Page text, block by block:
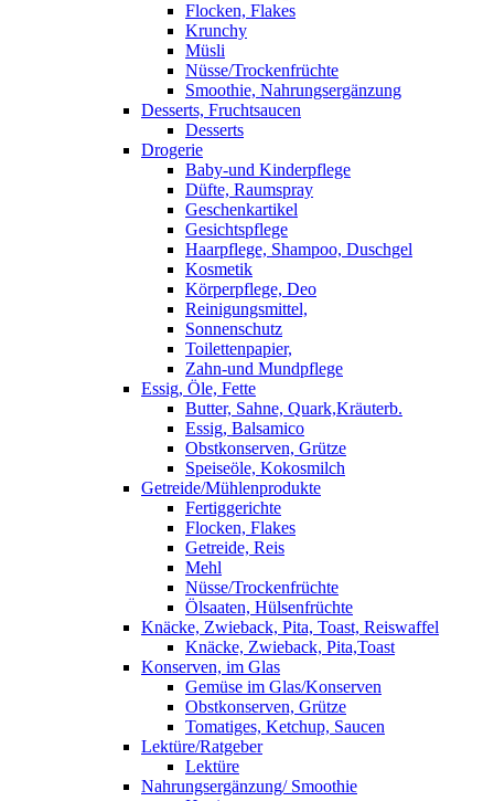
Flocken, Flakes
Krunchy
Müsli
Nüsse/Trockenfrüchte
Smoothie, Nahrungsergänzung
Desserts, Fruchtsaucen
Desserts
Drogerie
Baby-und Kinderpflege
Düfte, Raumspray
Geschenkartikel
Gesichtspflege
Haarpflege, Shampoo, Duschgel
Kosmetik
Körperpflege, Deo
Reinigungsmittel,
Sonnenschutz
Toilettenpapier,
Zahn-und Mundpflege
Essig, Öle, Fette
Butter, Sahne, Quark,Kräuterb.
Essig, Balsamico
Obstkonserven, Grütze
Speiseöle, Kokosmilch
Getreide/Mühlenprodukte
Fertiggerichte
Flocken, Flakes
Getreide, Reis
Mehl
Nüsse/Trockenfrüchte
Ölsaaten, Hülsenfrüchte
Knäcke, Zwieback, Pita, Toast, Reiswaffel
Knäcke, Zwieback, Pita,Toast
Konserven, im Glas
Gemüse im Glas/Konserven
Obstkonserven, Grütze
Tomatiges, Ketchup, Saucen
Lektüre/Ratgeber
Lektüre
Nahrungsergänzung/ Smoothie